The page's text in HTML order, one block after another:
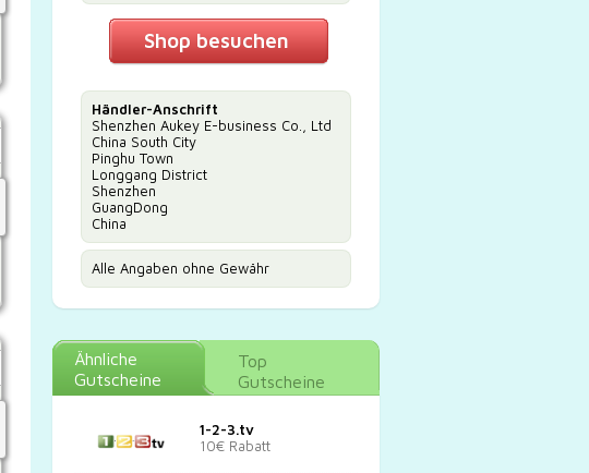
Shop besuchen
Händler-Anschrift
Shenzhen Aukey E-business Co., Ltd
China South City
Pinghu Town
Longgang District
Shenzhen
GuangDong
China
Alle Angaben ohne Gewähr
Ähnliche
Gutscheine
Top
Gutscheine
1-2-3.tv
10€ Rabatt